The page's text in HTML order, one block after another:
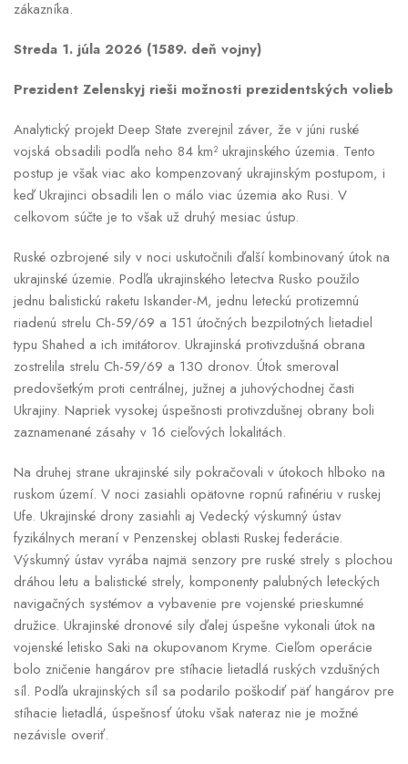
zákazníka.
Streda 1. júla 2026 (1589. deň vojny)
Prezident Zelenskyj rieši možnosti prezidentských volieb
Analytický projekt Deep State zverejnil záver, že v júni ruské
vojská obsadili podľa neho 84 km² ukrajinského územia. Tento
postup je však viac ako kompenzovaný ukrajinským postupom, i
keď Ukrajinci obsadili len o málo viac územia ako Rusi. V
celkovom súčte je to však už druhý mesiac ústup.
Ruské ozbrojené sily v noci uskutočnili ďalší kombinovaný útok na
ukrajinské územie. Podľa ukrajinského letectva Rusko použilo
jednu balistickú raketu Iskander-M, jednu leteckú protizemnú
riadenú strelu Ch-59/69 a 151 útočných bezpilotných lietadiel
typu Shahed a ich imitátorov. Ukrajinská protivzdušná obrana
zostrelila strelu Ch-59/69 a 130 dronov. Útok smeroval
predovšetkým proti centrálnej, južnej a juhovýchodnej časti
Ukrajiny. Napriek vysokej úspešnosti protivzdušnej obrany boli
zaznamenané zásahy v 16 cieľových lokalitách.
Na druhej strane ukrajinské sily pokračovali v útokoch hlboko na
ruskom území. V noci zasiahli opätovne ropnú rafinériu v ruskej
Ufe. Ukrajinské drony zasiahli aj Vedecký výskumný ústav
fyzikálnych meraní v Penzenskej oblasti Ruskej federácie.
Výskumný ústav vyrába najmä senzory pre ruské strely s plochou
dráhou letu a balistické strely, komponenty palubných leteckých
navigačných systémov a vybavenie pre vojenské prieskumné
družice. Ukrajinské dronové sily ďalej úspešne vykonali útok na
vojenské letisko Saki na okupovanom Kryme. Cieľom operácie
bolo zničenie hangárov pre stíhacie lietadlá ruských vzdušných
síl. Podľa ukrajinských síl sa podarilo poškodiť päť hangárov pre
stíhacie lietadlá, úspešnosť útoku však nateraz nie je možné
nezávisle overiť.